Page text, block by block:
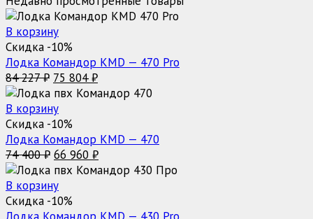
составляла
29
470 ₽.
26
В корзину
Скидка -10%
Лодка Командор KMD — 470 Pro
84 227₽ Первоначальная
цена
составляла
84
227 ₽.
75 804₽Текущая
цена:
В корзину
Скидка -10%
Лодка Командор KMD — 470
74 400₽ Первоначальная
цена
составляла
74
400 ₽.
66 960 ₽Текущая
цена:
В корзину
Скидка -10%
Лодка Командор KMD — 430 Pro